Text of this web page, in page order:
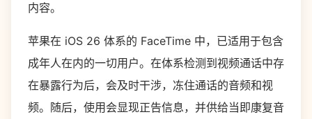
内容。
苹果在 iOS 26 体系的 FaceTime 中，已适用于包含
成年人在内的一切用户。在体系检测到视频通话中存
在暴露行为后，会及时干涉，冻住通话的音频和视
频。随后，使用会显现正告信息，并供给当即康复音